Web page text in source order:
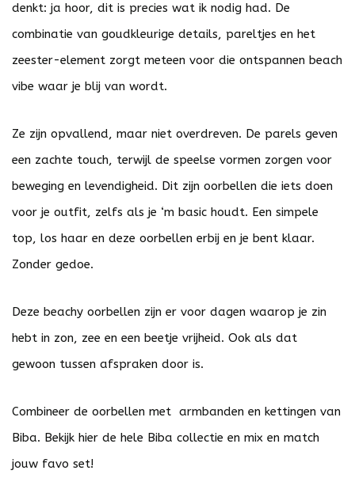
denkt: ja hoor, dit is precies wat ik nodig had. De
combinatie van goudkleurige details, pareltjes en het
zeester-element zorgt meteen voor die ontspannen beach
vibe waar je blij van wordt.
Ze zijn opvallend, maar niet overdreven. De parels geven
een zachte touch, terwijl de speelse vormen zorgen voor
beweging en levendigheid. Dit zijn oorbellen die iets doen
voor je outfit, zelfs als je ‘m basic houdt. Een simpele
top, los haar en deze oorbellen erbij en je bent klaar.
Zonder gedoe.
Deze beachy oorbellen zijn er voor dagen waarop je zin
hebt in zon, zee en een beetje vrijheid. Ook als dat
gewoon tussen afspraken door is.
Combineer de oorbellen met armbanden en kettingen van
Biba. Bekijk hier de hele Biba collectie en mix en match
jouw favo set!